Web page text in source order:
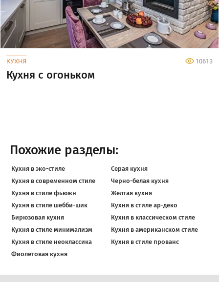
КУХНЯ 10613
Кухня с огоньком
Похожие разделы:
Кухня в эко-стиле
Серая кухня
Кухня в современном стиле
Черно-белая кухня
Кухня в стиле фьюжн
Желтая кухня
Кухня в стиле шебби-шик
Кухня в стиле ар-деко
Бирюзовая кухня
Кухня в классическом стиле
Кухня в стиле минимализм
Кухня в американском стиле
Кухня в стиле неоклассика
Кухня в стиле прованс
Фиолетовая кухня